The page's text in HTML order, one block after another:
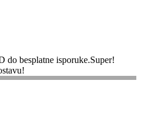
do besplatne isporuke.Super!